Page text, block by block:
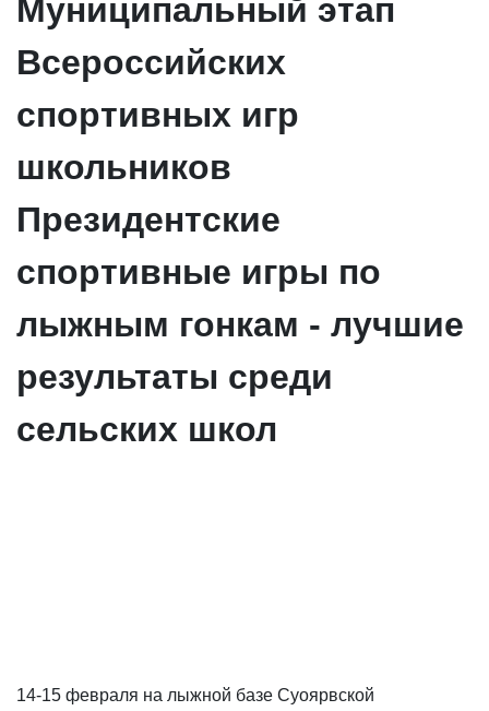
Муниципальный этап
Всероссийских
спортивных игр
школьников
Президентские
спортивные игры по
лыжным гонкам - лучшие
результаты среди
сельских школ
14-15 февраля на лыжной базе Суоярвской